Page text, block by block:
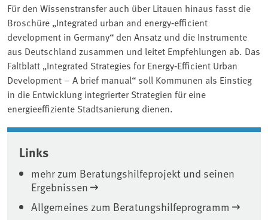
Für den Wissenstransfer auch über Litauen hinaus fasst die
Broschüre „Integrated urban and energy‐efficient
development in Germany“ den Ansatz und die Instrumente
aus Deutschland zusammen und leitet Empfehlungen ab. Das
Faltblatt „Integrated Strategies for Energy‐Efficient Urban
Development – A brief manual“ soll Kommunen als Einstieg
in die Entwicklung integrierter Strategien für eine
energieeffiziente Stadtsanierung dienen.
Associated content
Links
mehr zum Beratungshilfeprojekt und seinen
Ergebnissen
Allgemeines zum Beratungshilfeprogramm